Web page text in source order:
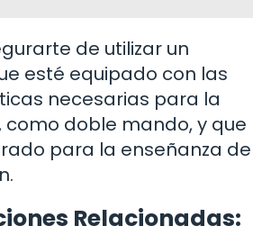
de utilizar un
esté equipado con las
necesarias para la
como doble mando, y que
para la enseñanza de
Relacionadas: